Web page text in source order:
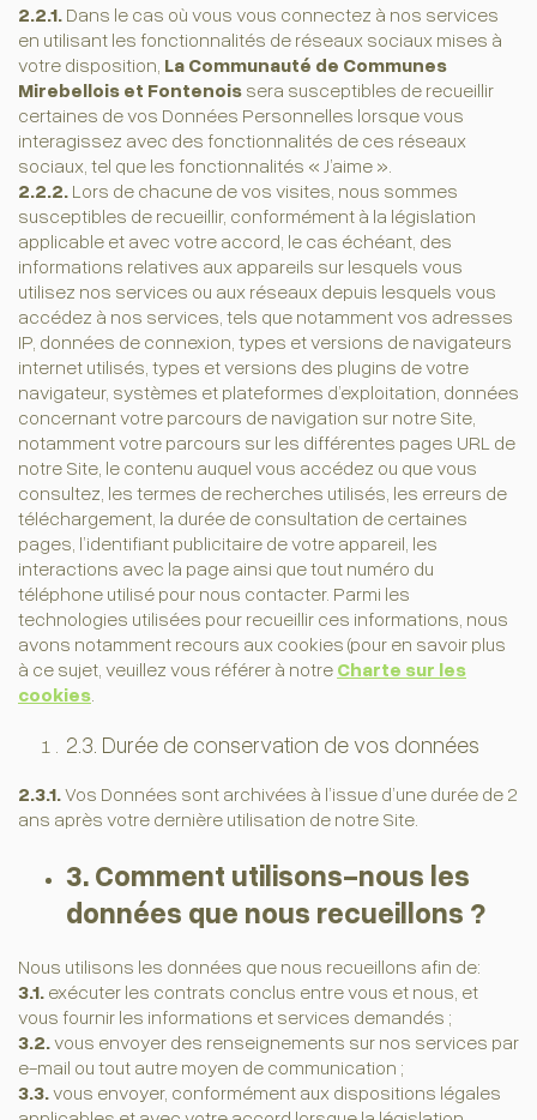
2.2.1. Dans le cas où vous vous connectez à nos services
en utilisant les fonctionnalités de réseaux sociaux mises à
votre disposition, La Communauté de Communes
Mirebellois et Fontenois sera susceptibles de recueillir
certaines de vos Données Personnelles lorsque vous
interagissez avec des fonctionnalités de ces réseaux
sociaux, tel que les fonctionnalités « J’aime ».
2.2.2. Lors de chacune de vos visites, nous sommes
susceptibles de recueillir, conformément à la législation
applicable et avec votre accord, le cas échéant, des
informations relatives aux appareils sur lesquels vous
utilisez nos services ou aux réseaux depuis lesquels vous
accédez à nos services, tels que notamment vos adresses
IP, données de connexion, types et versions de navigateurs
internet utilisés, types et versions des plugins de votre
navigateur, systèmes et plateformes d’exploitation, données
concernant votre parcours de navigation sur notre Site,
notamment votre parcours sur les différentes pages URL de
notre Site, le contenu auquel vous accédez ou que vous
consultez, les termes de recherches utilisés, les erreurs de
téléchargement, la durée de consultation de certaines
pages, l’identifiant publicitaire de votre appareil, les
interactions avec la page ainsi que tout numéro du
téléphone utilisé pour nous contacter. Parmi les
technologies utilisées pour recueillir ces informations, nous
avons notamment recours aux cookies (pour en savoir plus
à ce sujet, veuillez vous référer à notre Charte sur les
cookies
2.3. Durée de conservation de vos données
2.3.1.Vos Données sont archivées à l’issue d’une durée de 2
ans après votre dernière utilisation de notre Site.
3. Comment utilisons-nous les
données que nous recueillons ?
Nous utilisons les données que nous recueillons afin de:
3.1. exécuter les contrats conclus entre vous et nous, et
vous fournir les informations et services demandés ;
3.2.vous envoyer des renseignements sur nos services par
e-mail ou tout autre moyen de communication ;
3.3.vous envoyer, conformément aux dispositions légales